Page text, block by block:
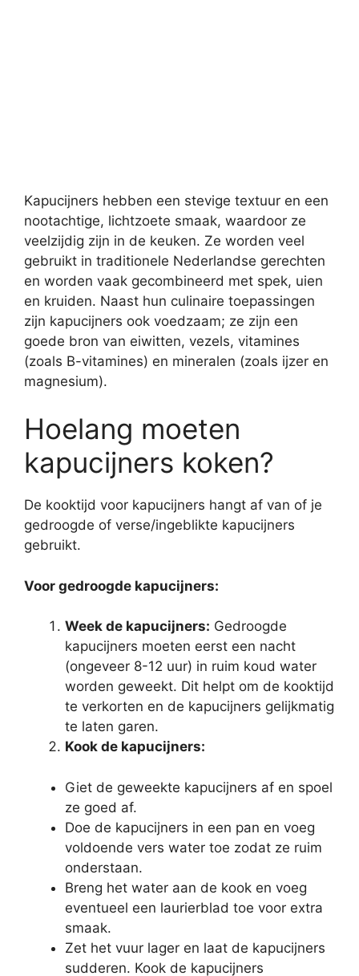
Kapucijners hebben een stevige textuur en een
nootachtige, lichtzoete smaak, waardoor ze
veelzijdig zijn in de keuken. Ze worden veel
gebruikt in traditionele Nederlandse gerechten
en worden vaak gecombineerd met spek, uien
en kruiden. Naast hun culinaire toepassingen
zijn kapucijners ook voedzaam; ze zijn een
goede bron van eiwitten, vezels, vitamines
(zoals B-vitamines) en mineralen (zoals ijzer en
magnesium).
Hoelang moeten
kapucijners koken?
De kooktijd voor kapucijners hangt af van of je
gedroogde of verse/ingeblikte kapucijners
gebruikt.
Voor gedroogde kapucijners:
Week de kapucijners: Gedroogde
kapucijners moeten eerst een nacht
(ongeveer 8-12 uur) in ruim koud water
worden geweekt. Dit helpt om de kooktijd
te verkorten en de kapucijners gelijkmatig
te laten garen.
Kook de kapucijners:
Giet de geweekte kapucijners af en spoel
ze goed af.
Doe de kapucijners in een pan en voeg
voldoende vers water toe zodat ze ruim
onderstaan.
Breng het water aan de kook en voeg
eventueel een laurierblad toe voor extra
smaak.
Zet het vuur lager en laat de kapucijners
sudderen. Kook de kapucijners